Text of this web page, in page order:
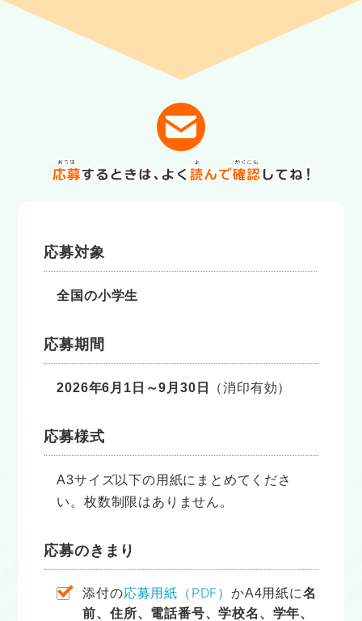
応募対象
全国の小学生
応募期間
2026年6月1日～9月30日 （消印有効）
応募様式
A3サイズ以下の用紙にまとめてくださ
い。枚数制限はありません。
応募のきまり
添付の応募用紙（PDF） かA4用紙に名
前、住所、電話番号、学校名、学年、